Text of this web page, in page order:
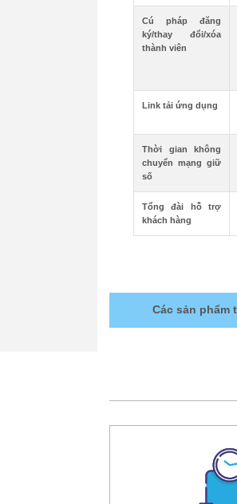
Cú pháp đăng
ký/thay đổi/xóa
thành viên
Link tải ứng dụng
Thời gian không
chuyển mạng giữ
số
Tổng đài hỗ trợ
khách hàng
Các sản phẩm